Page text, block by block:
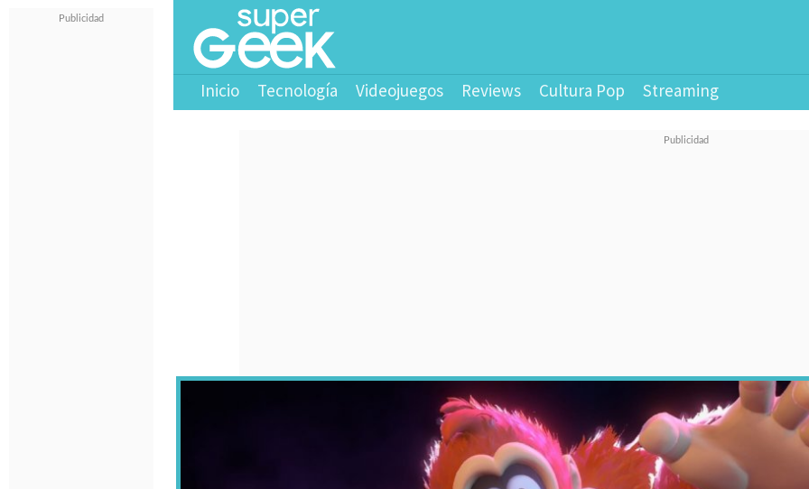
Inicio Tecnología Videojuegos Reviews Cultura Pop Streaming